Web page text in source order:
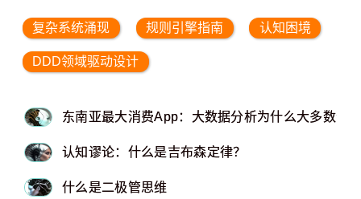
复杂系统涌现 规则引擎指南 认知困境
DDD领域驱动设计
东南亚最大消费App：大数据分析为什么大多数会
认知谬论：什么是吉布森定律？
什么是二极管思维